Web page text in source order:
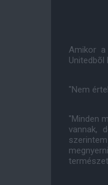
Amikor
"Nem
"Minden
vannak,